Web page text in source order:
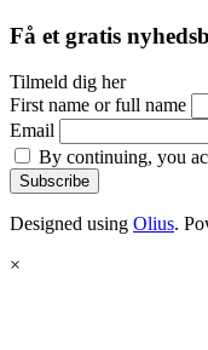
Få et gratis
Tilmeld dig her
First name or full name
Email
By continuing, you
Designed using Olius.
×